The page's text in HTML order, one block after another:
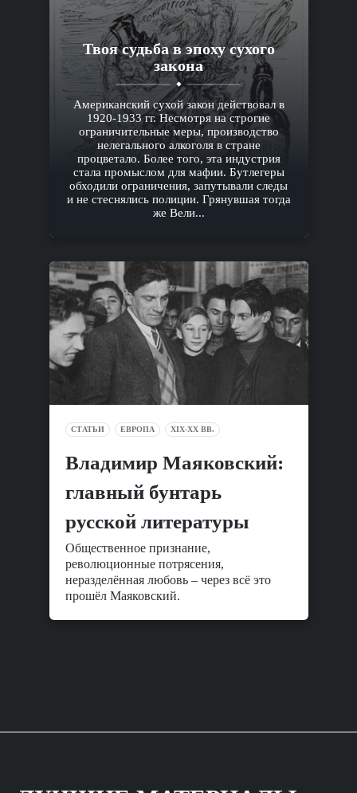
Твоя судьба в эпоху сухого
закона
Американский сухой закон действовал в
1920-1933 гг. Несмотря на строгие
ограничительные меры, производство
нелегального алкоголя в стране
процветало. Более того, эта индустрия
стала промыслом для мафии. Бутлегеры
обходили ограничения, запутывали следы
и не стеснялись полиции. Грянувшая тогда
же Вели...
СТАТЬИ ЕВРОПА XIX-XX ВВ.
Владимир Маяковский:
главный бунтарь
русской литературы
Общественное признание,
революционные потрясения,
неразделённая любовь – через всё это
прошёл Маяковский.